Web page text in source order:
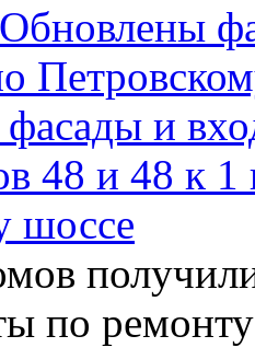
Обновлены
по